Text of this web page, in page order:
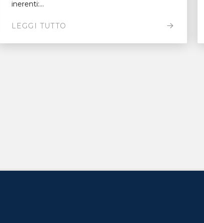
inerenti:...
LEGGI TUTTO